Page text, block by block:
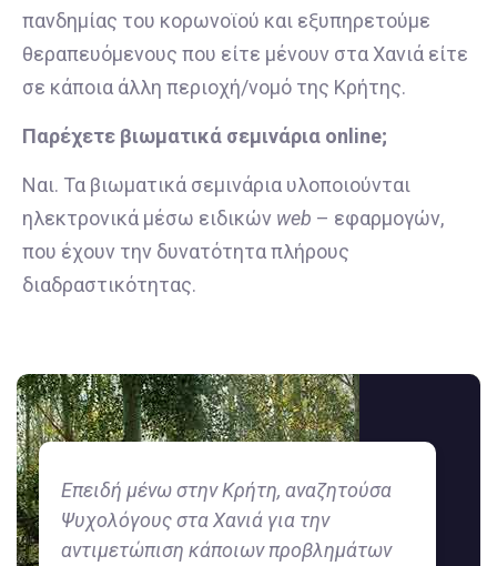
πανδημίας του κορωνοϊού και εξυπηρετούμε
θεραπευόμενους που είτε μένουν στα Χανιά είτε
σε κάποια άλλη περιοχή/νομό της Κρήτης.
Παρέχετε βιωματικά σεμινάρια online;
Ναι. Τα βιωματικά σεμινάρια υλοποιούνται
ηλεκτρονικά μέσω ειδικών web – εφαρμογών,
που έχουν την δυνατότητα πλήρους
διαδραστικότητας.
Επειδή μένω στην Κρήτη, αναζητούσα
Ψυχολόγους στα Χανιά για την
αντιμετώπιση κάποιων προβλημάτων